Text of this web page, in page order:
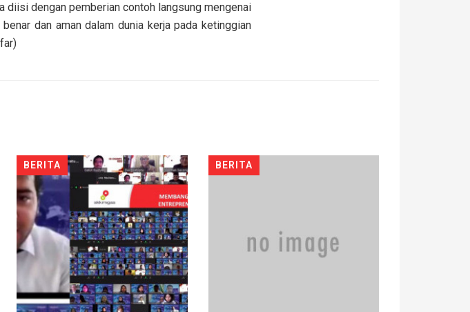
diisi dengan pemberian contoh langsung mengenai
dan aman dalam dunia kerja pada ketinggian
BERITA BERITA